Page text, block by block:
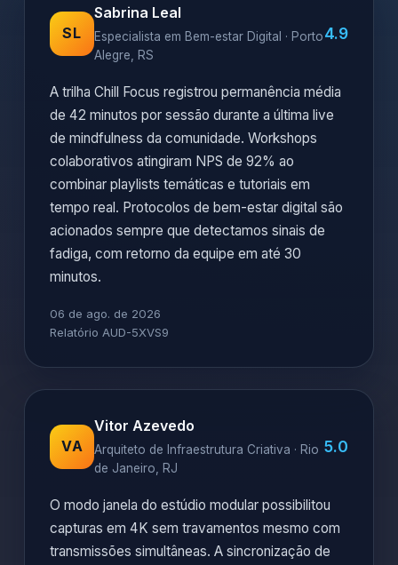
SL
Sabrina Leal
Especialista em Bem-estar Digital · Porto
Alegre, RS
4.9
A trilha Chill Focus registrou permanência média
de 42 minutos por sessão durante a última live
de mindfulness da comunidade. Workshops
colaborativos atingiram NPS de 92% ao
combinar playlists temáticas e tutoriais em
tempo real. Protocolos de bem-estar digital são
acionados sempre que detectamos sinais de
fadiga, com retorno da equipe em até 30
minutos.
06 de ago. de 2026
Relatório AUD-5XVS9
VA
Vitor Azevedo
Arquiteto de Infraestrutura Criativa · Rio
de Janeiro, RJ
5.0
O modo janela do estúdio modular possibilitou
capturas em 4K sem travamentos mesmo com
transmissões simultâneas. A sincronização de